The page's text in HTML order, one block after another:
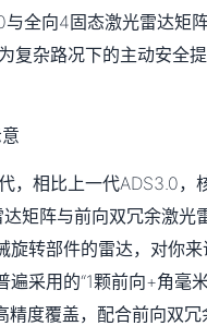
与全向4固态激光雷达矩
复杂路况下的主动安全
，相比上一代ADS3.0，
矩阵与前向双冗余激光
旋转部件的雷达，对你
采用的“1颗前向+角毫
度覆盖，配合前向双